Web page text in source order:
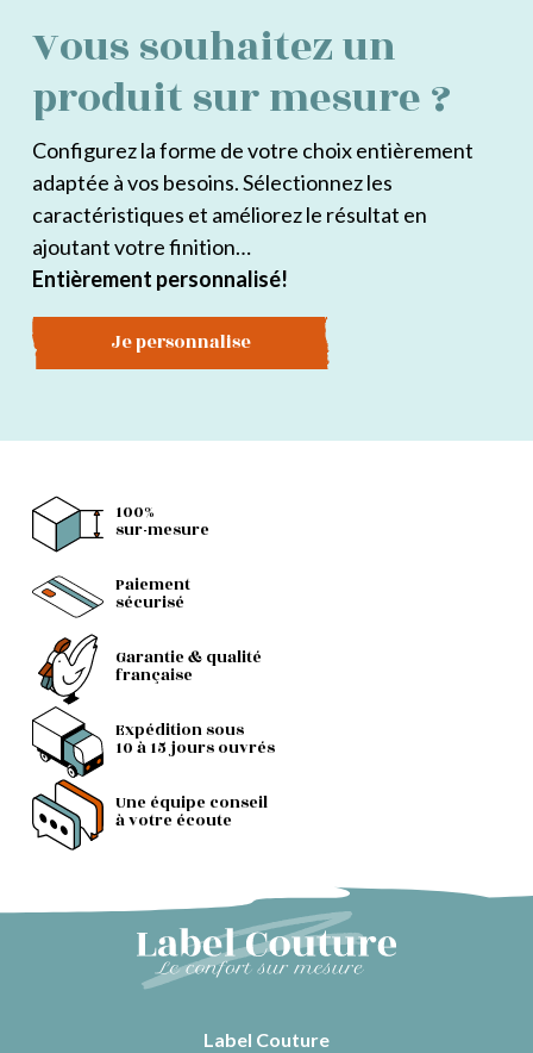
Vous souhaitez un
produit sur mesure ?
Configurez la forme de votre choix entièrement
adaptée à vos besoins. Sélectionnez les
caractéristiques et améliorez le résultat en
ajoutant votre finition…
Entièrement personnalisé!
Je personnalise
100%
sur-mesure
Paiement
sécurisé
Garantie & qualité
française
Expédition sous
10 à 15 jours ouvrés
Une équipe conseil
à votre écoute
Label Couture